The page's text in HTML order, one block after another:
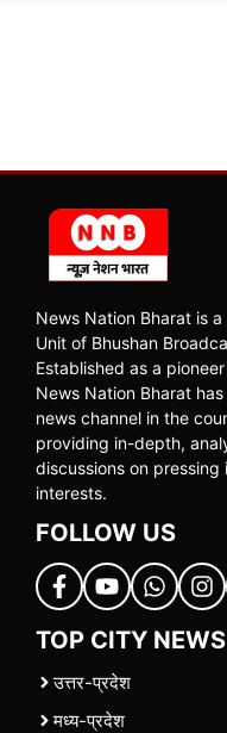
News Nation Bharat is
Unit of Bhushan
Established as a
News Nation Bharat
news channel in the
providing in-depth,
discussions on
interests.
FOLLOW US
TOP CITY NEWS
उत्तर-प्रदेश
मध्य-प्रदेश